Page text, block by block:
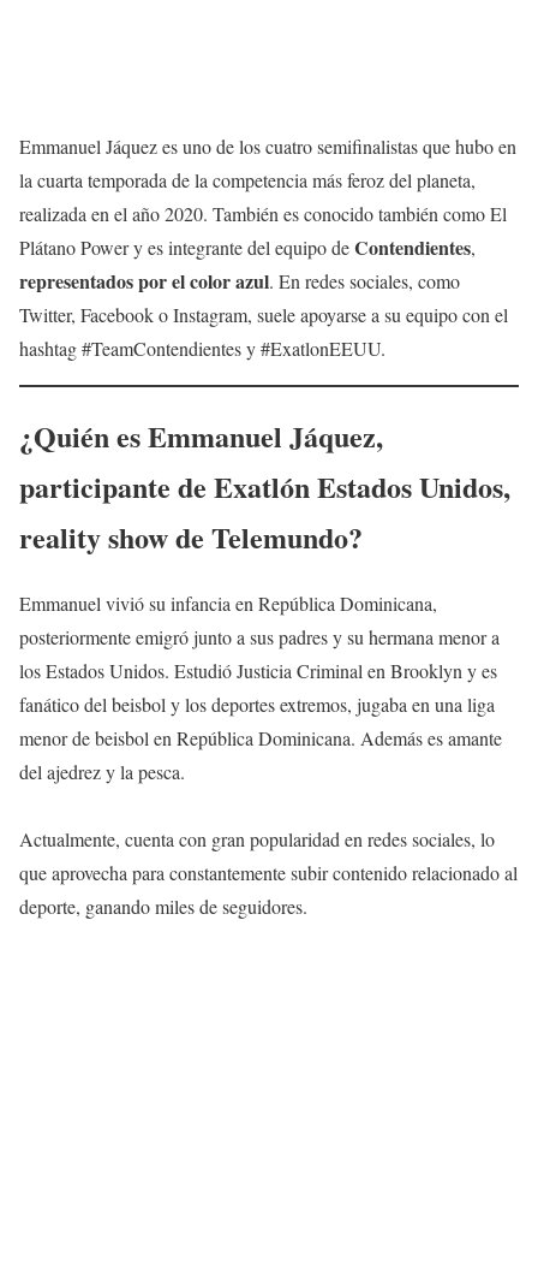
Emmanuel Jáquez es uno de los cuatro semifinalistas que hubo en
la cuarta temporada de la competencia más feroz del planeta,
realizada en el año 2020. También es conocido también como El
Plátano Power y es integrante del equipo deContendientes,
representados por el color azul. En redes sociales, como
Twitter, Facebook o Instagram, suele apoyarse a su equipo con el
hashtag #TeamContendientes y #ExatlonEEUU.
¿Quién esEmmanuel Jáquez,
participante de Exatlón Estados Unidos,
reality show de Telemundo?
Emmanuel vivió su infancia en República Dominicana,
posteriormente emigró junto a sus padres y su hermana menor a
los Estados Unidos. Estudió Justicia Criminal en Brooklyn y es
fanático del beisbol y los deportes extremos, jugaba en una liga
menor de beisbol en República Dominicana. Además es amante
del ajedrez y la pesca.
Actualmente, cuenta con gran popularidad en redes sociales, lo
que aprovecha para constantemente subir contenido relacionado al
deporte, ganando miles de seguidores.